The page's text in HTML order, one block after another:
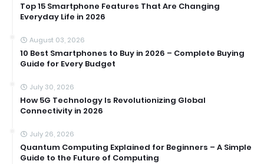
Top 15 Smartphone Features That Are Changing
Everyday Life in 2026
August 03, 2026
10 Best Smartphones to Buy in 2026 – Complete Buying
Guide for Every Budget
July 30, 2026
How 5G Technology Is Revolutionizing Global
Connectivity in 2026
July 26, 2026
Quantum Computing Explained for Beginners – A Simple
Guide to the Future of Computing